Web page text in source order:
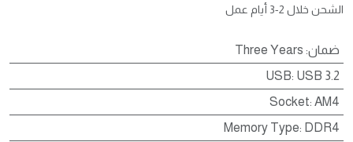
الشحن خلال 2-3 أيام عمل
ضمان:
Three Years
USB: USB 3.2
Socket:AM4
Memory Type: DDR4